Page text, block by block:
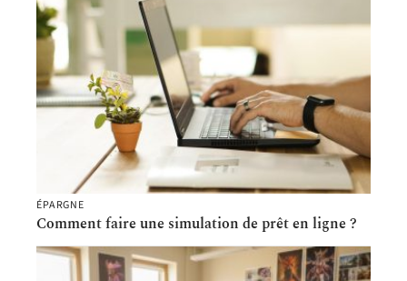
ÉPARGNE
Comment faire une simulation de prêt en ligne ?